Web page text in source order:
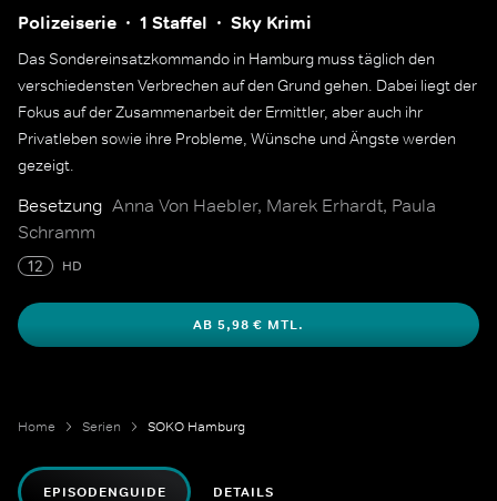
Polizeiserie 1 Staffel Sky Krimi
Das Sondereinsatzkommando in Hamburg muss täglich den
verschiedensten Verbrechen auf den Grund gehen. Dabei liegt der
Fokus auf der Zusammenarbeit der Ermittler, aber auch ihr
Privatleben sowie ihre Probleme, Wünsche und Ängste werden
gezeigt.
Besetzung Anna Von Haebler, Marek Erhardt, Paula
Schramm
12 HD
AB 5,98 € MTL.
Home Serien SOKO Hamburg
EPISODENGUIDE DETAILS